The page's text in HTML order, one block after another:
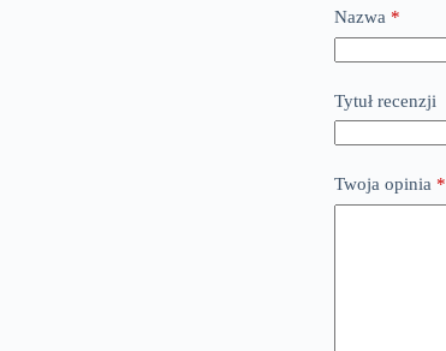
Nazwa*
Tytuł recenzji
Twoja opinia *